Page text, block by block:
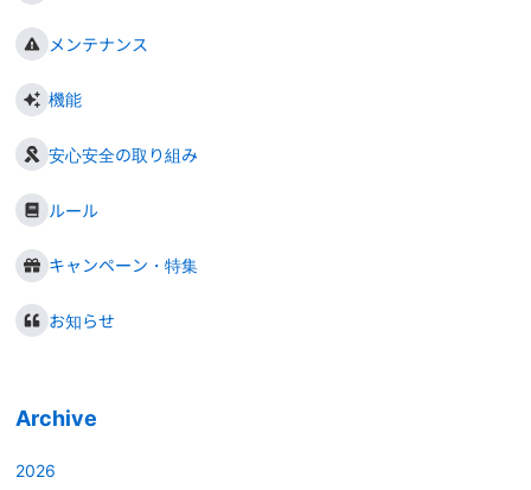
メンテナンス
機能
安心安全の取り組み
ルール
キャンペーン・特集
お知らせ
Archive
2026